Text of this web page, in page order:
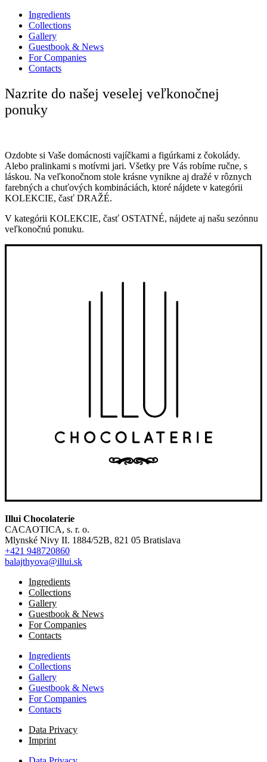
Ingredients
Collections
Gallery
Guestbook & News
For Companies
Contacts
Nazrite do našej veselej veľkonočnej
ponuky
Ozdobte si Vaše domácnosti vajíčkami a figúrkami z čokolády.
Alebo pralinkami s motívmi jari. Všetky pre Vás robíme ručne, s
láskou. Na veľkonočnom stole krásne vynikne aj dražé v rôznych
farebných a chuťových kombináciách, ktoré nájdete v kategórii
KOLEKCIE, časť DRAŽÉ.
V kategórii KOLEKCIE, časť OSTATNÉ, nájdete aj našu sezónnu
veľkonočnú ponuku.
Illui Chocolaterie
CACAOTICA, s. r. o.
Mlynské Nivy II. 1884/52B, 821 05 Bratislava
+421 948720860
balajthyova@illui.sk
Ingredients
Collections
Gallery
Guestbook & News
For Companies
Contacts
Ingredients
Collections
Gallery
Guestbook & News
For Companies
Contacts
Data Privacy
Imprint